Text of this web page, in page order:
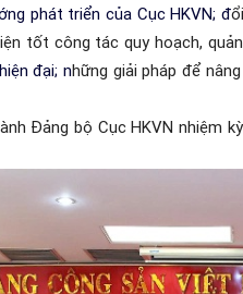
phát triển của Cục HKVN; đổi
tốt công tác quy hoạch,
đại; những giải pháp để
Đảng bộ Cục HKVN nhiệm